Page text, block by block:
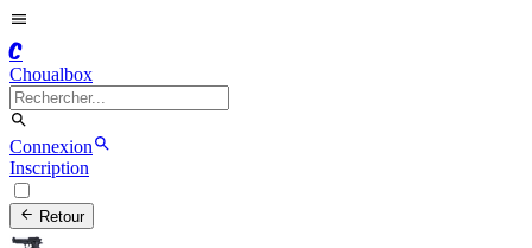
C
Choualbox
Connexion
Inscription
Retour